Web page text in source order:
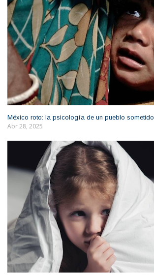
México roto: la psicología de un pueblo sometido
Abr 28, 2025